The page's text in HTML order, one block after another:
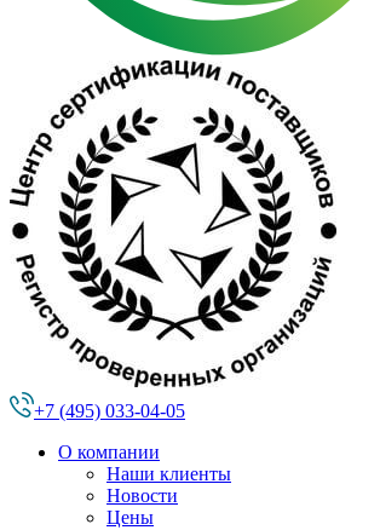
+7 (495) 033-04-05
О компании
Наши клиенты
Новости
Цены